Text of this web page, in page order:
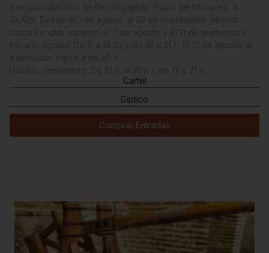
San Juan Bautista de Revillagigedo. Plaza del Marqués, 2.
GIJÓN. Desde el 1 de agosto al 22 de septiembre. Abierto
todos los días excepto el 7 de agosto y el 11 de septiembre.
Horario agosto: De 11 a 14:30 y de 16 a 21 h. El 12 de agosto la
exposición cierra a las 20 h
Horario septiembre: De 12 a 14:30 h y de 17 a 21 h.
Cartel
Díptico
Comprar Entradas